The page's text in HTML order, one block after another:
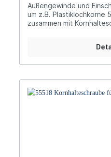
Außengewinde und
um z.B. Plastiklochkorne
zusammen mit